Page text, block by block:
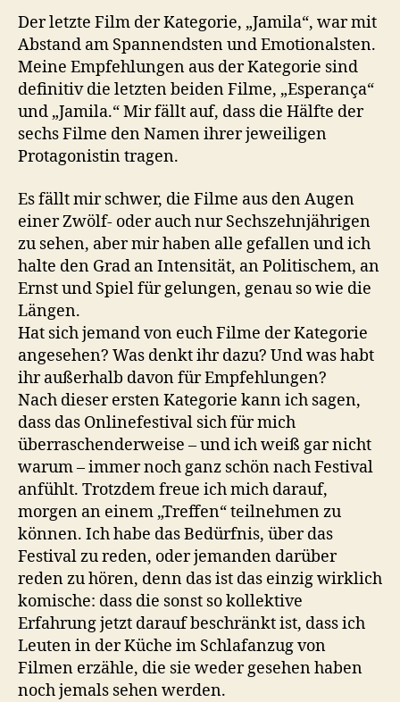
Der letzte Film der Kategorie, „Jamila“, war mit
Abstand am Spannendsten und Emotionalsten.
Meine Empfehlungen aus der Kategorie sind
definitiv die letzten beiden Filme, „Esperança“
und „Jamila.“ Mir fällt auf, dass die Hälfte der
sechs Filme den Namen ihrer jeweiligen
Protagonistin tragen.
Es fällt mir schwer, die Filme aus den Augen
einer Zwölf- oder auch nur Sechszehnjährigen
zu sehen, aber mir haben alle gefallen und ich
halte den Grad an Intensität, an Politischem, an
Ernst und Spiel für gelungen, genau so wie die
Längen.
Hat sich jemand von euch Filme der Kategorie
angesehen? Was denkt ihr dazu? Und was habt
ihr außerhalb davon für Empfehlungen?
Nach dieser ersten Kategorie kann ich sagen,
dass das Onlinefestival sich für mich
überraschenderweise – und ich weiß gar nicht
warum – immer noch ganz schön nach Festival
anfühlt. Trotzdem freue ich mich darauf,
morgen an einem „Treffen“ teilnehmen zu
können. Ich habe das Bedürfnis, über das
Festival zu reden, oder jemanden darüber
reden zu hören, denn das ist das einzig wirklich
komische: dass die sonst so kollektive
Erfahrung jetzt darauf beschränkt ist, dass ich
Leuten in der Küche im Schlafanzug von
Filmen erzähle, die sie weder gesehen haben
noch jemals sehen werden.